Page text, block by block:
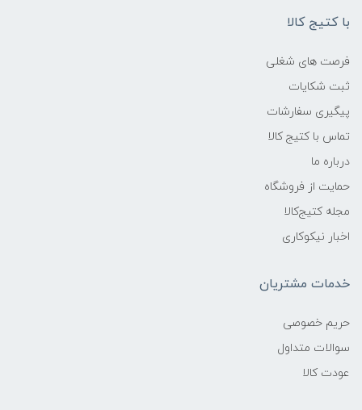
با کتیج کالا
فرصت های شغلی
ثبت شکایات
پیگیری سفارشات
تماس با کتیج کالا
درباره ما
حمایت از فروشگاه
مجله کتیج‌کالا
اخبار نیکوکاری
خدمات مشتریان
حریم خصوصی
سوالات متداول
عودت کالا